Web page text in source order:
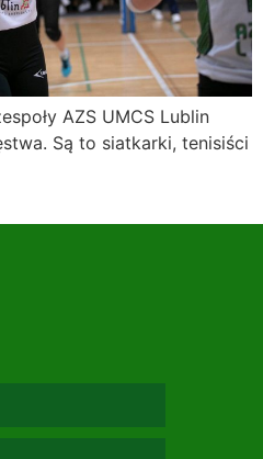
AZS UMCS Lublin
Są to siatkarki, tenisiści